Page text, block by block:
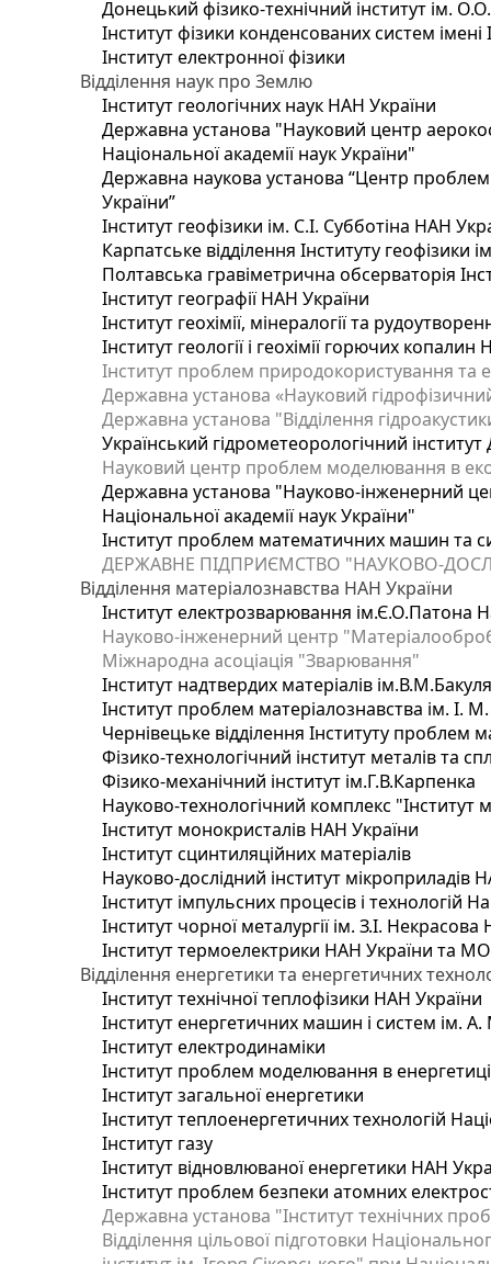
Донецький фізико-технічний інститут ім.
Інститут фізики конденсованих систем
Інститут електронної фізики
Відділення наук про Землю
Інститут геологічних наук НАН України
Державна установа "Науковий центр
Національної академії наук України"
Державна наукова установа “Центр проблем
України”
Інститут геофізики ім. С.І. Субботіна НАН
Карпатське відділення Інституту геофізики
Полтавська гравіметрична обсерваторія
Інститут географії НАН України
Інститут геохімії, мінералогії та
Інститут геології і геохімії горючих
Інститут проблем природокористування та
Державна установа «Науковий
Державна установа "Відділення
Український гідрометеорологічний
Науковий центр проблем моделювання в
Державна установа "Науково-інженерний
Національної академії наук України"
Інститут проблем математичних машин та
ДЕРЖАВНЕ ПІДПРИЄМСТВО "НАУКОВО-
Відділення матеріалознавства НАН України
Інститут електрозварювання ім.Є.О.Патона
Науково-інженерний центр
Міжнародна асоціація "Зварювання"
Інститут надтвердих матеріалів
Інститут проблем матеріалознавства ім. І.
Чернівецьке відділення Інституту проблем
Фізико-технологічний інститут металів та
Фізико-механічний інститут ім.Г.В.Карпенка
Науково-технологічний комплекс "Інститут
Інститут монокристалів НАН України
Інститут сцинтиляційних матеріалів
Науково-дослідний інститут мікроприладів
Інститут імпульсних процесів і технологій
Інститут чорної металургії ім. З.І.
Інститут термоелектрики НАН України та
Відділення енергетики та енергетичних
Інститут технічної теплофізики НАН України
Інститут енергетичних машин і систем ім.
Інститут електродинаміки
Інститут проблем моделювання в
Інститут загальної енергетики
Інститут теплоенергетичних технологій
Інститут газу
Інститут відновлюваної енергетики НАН
Інститут проблем безпеки атомних
Державна установа "Інститут технічних
Відділення цільової підготовки